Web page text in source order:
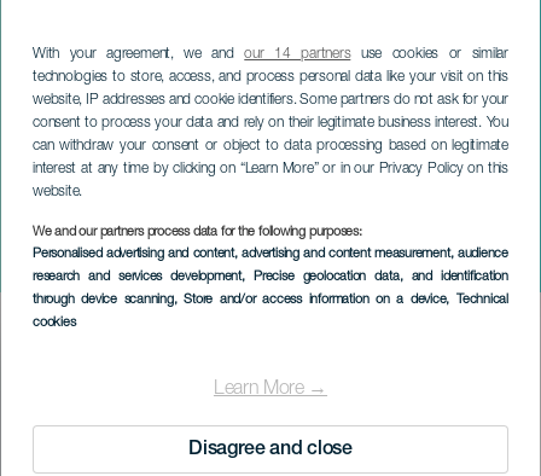
With your agreement, we andour 14 partnersuse cookies or similar
technologies to store, access, and process personal data like your visit on this
website, IP addresses and cookie identifiers. Some partners do not ask for your
consent to process your data and rely on their legitimate business interest. You
can withdraw your consent or object to data processing based on legitimate
interest at any time by clicking on “Learn More” or in our Privacy Policy on this
website.
We and our partners process data for the following purposes:
Personalised advertising and content, advertising and content measurement, audience
research and services development, Precise geolocation data, and identification
through device scanning, Store and/or access information on a device, Technical
cookies
Learn More →
Disagree and close
Doña Sardinan hautajaiset
LA PALMA
Imagen